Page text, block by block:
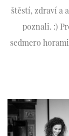
štěstí, zdraví a
poznali. :)
sedmero